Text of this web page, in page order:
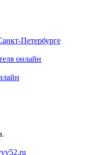
Петербурге
онлайн